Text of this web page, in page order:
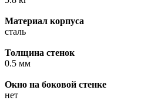
Материал корпуса
сталь
Толщина стенок
0.5 мм
Окно на боковой стенке
нет